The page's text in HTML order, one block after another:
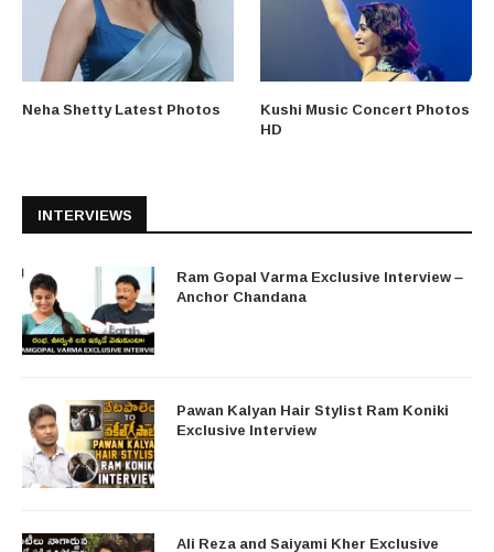
Neha Shetty Latest Photos Kushi Music Concert Photos
HD
INTERVIEWS
Ram Gopal Varma Exclusive Interview –
Anchor Chandana
Pawan Kalyan Hair Stylist Ram Koniki
Exclusive Interview
Ali Reza and Saiyami Kher Exclusive